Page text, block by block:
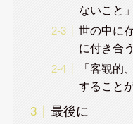
ないこと」
世の中に
に付き合
「客観的
すること
最後に